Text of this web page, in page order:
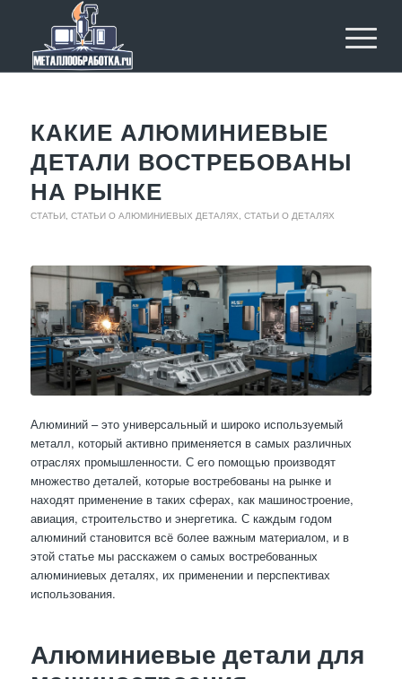
КАКИЕ АЛЮМИНИЕВЫЕ
ДЕТАЛИ ВОСТРЕБОВАНЫ
НА РЫНКЕ
СТАТЬИ, СТАТЬИ О АЛЮМИНИЕВЫХ ДЕТАЛЯХ СТАТЬИ О ДЕТАЛЯХ
Алюминий – это универсальный и широко используемый
металл, который активно применяется в самых различных
отраслях промышленности. С его помощью производят
множество деталей, которые востребованы на рынке и
находят применение в таких сферах, как машиностроение,
авиация, строительство и энергетика. С каждым годом
алюминий становится всё более важным материалом, и в
этой статье мы расскажем о самых востребованных
алюминиевых деталях, их применении и перспективах
использования.
Алюминиевые детали для